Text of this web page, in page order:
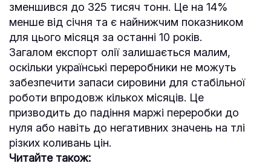
зменшився до 325 тисяч тонн. Це на 14%
менше від січня та є найнижчим показником
для цього місяця за останні 10 років.
Загалом експорт олії залишається малим,
оскільки українські переробники не можуть
забезпечити запаси сировини для стабільної
роботи впродовж кількох місяців. Це
призводить до падіння маржі переробки до
нуля або навіть до негативних значень на тлі
різких коливань цін.
Читайте також: